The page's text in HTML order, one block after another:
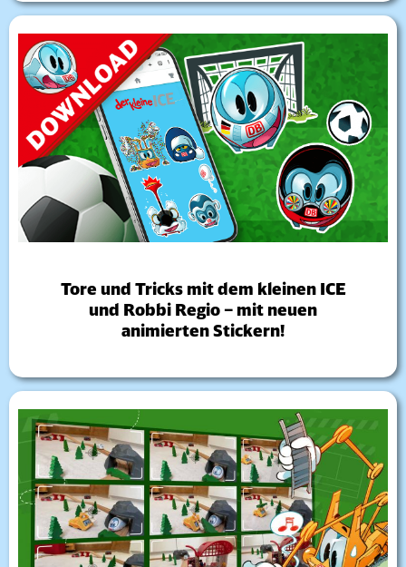
Tore und Tricks mit dem kleinen ICE
und Robbi Regio – mit neuen
animierten Stickern!